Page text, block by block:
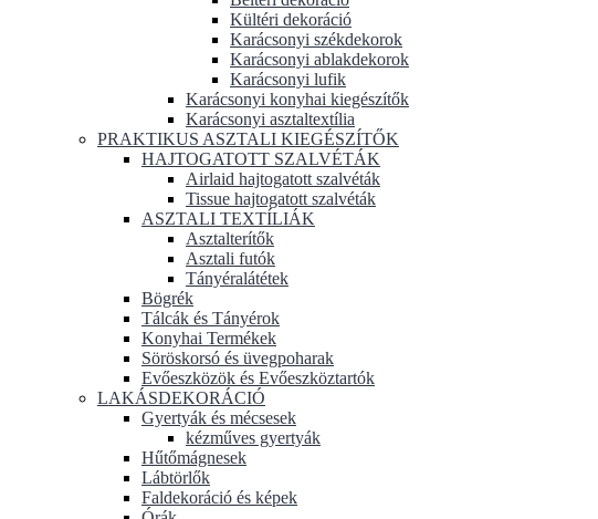
Kültéri dekoráció
Karácsonyi székdekorok
Karácsonyi ablakdekorok
Karácsonyi lufik
Karácsonyi konyhai kiegészítők
Karácsonyi asztaltextília
PRAKTIKUS ASZTALI KIEGÉSZÍTŐK
HAJTOGATOTT SZALVÉTÁK
Airlaid hajtogatott szalvéták
Tissue hajtogatott szalvéták
ASZTALI TEXTÍLIÁK
Asztalterítők
Asztali futók
Tányéralátétek
Bögrék
Tálcák és Tányérok
Konyhai Termékek
Söröskorsó és üvegpoharak
Evőeszközök és Evőeszköztartók
LAKÁSDEKORÁCIÓ
Gyertyák és mécsesek
kézműves gyertyák
Hűtőmágnesek
Lábtörlők
Faldekoráció és képek